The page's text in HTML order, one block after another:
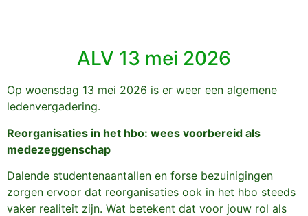
ALV 13 mei 2026
Op woensdag 13 mei 2026 is er weer een algemene
ledenvergadering.
Reorganisaties in het hbo: wees voorbereid als
medezeggenschap
Dalende studentenaantallen en forse bezuinigingen
zorgen ervoor dat reorganisaties ook in het hbo steeds
vaker realiteit zijn. Wat betekent dat voor jouw rol als